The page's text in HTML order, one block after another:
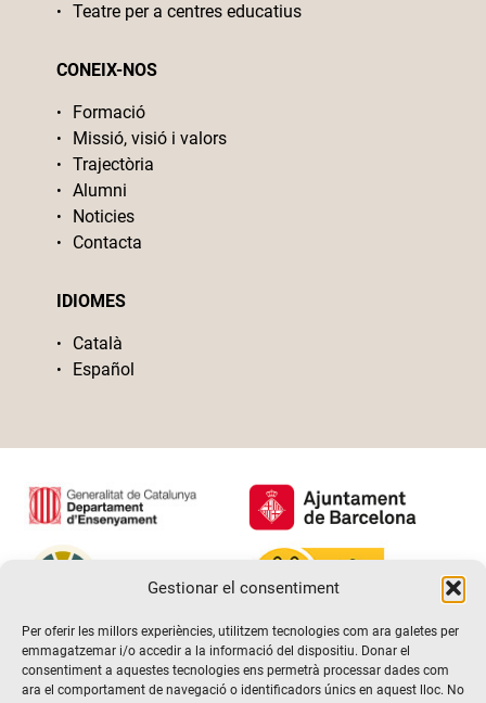
Gestionar el consentiment
Per oferir les millors experiències, utilitzem tecnologies com ara galetes per
emmagatzemar i/o accedir a la informació del dispositiu. Donar el
consentiment a aquestes tecnologies ens permetrà processar dades com
ara el comportament de navegació o identificadors únics en aquest lloc. No
Teatre per a centres educatius
CONEIX-NOS
Formació
Missió, visió i valors
Trajectòria
Alumni
Noticies
Contacta
IDIOMES
Català
Español